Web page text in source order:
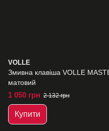
VOLLE
Змивна клавіша VOLLE
матовий
1 050 грн 2 132 грн
Купити